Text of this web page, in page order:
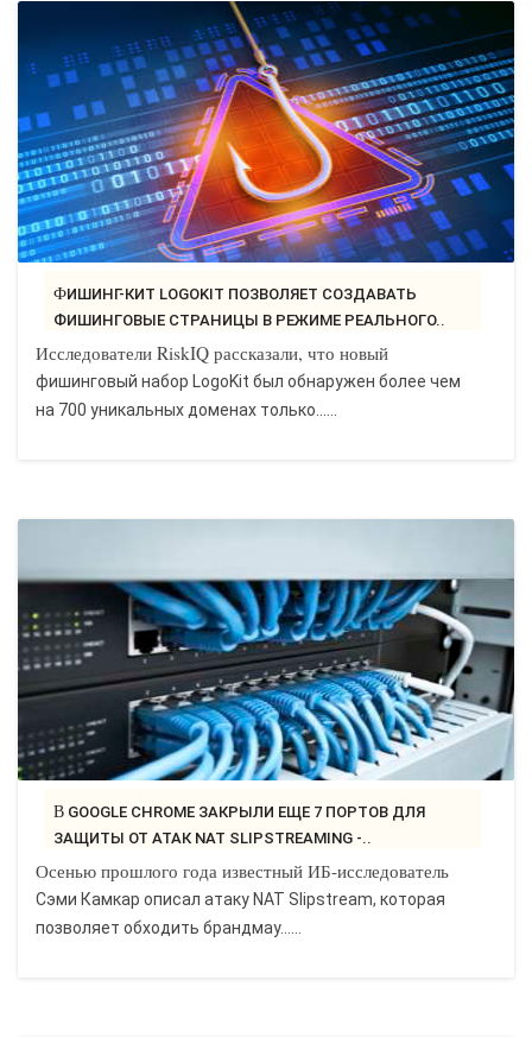
ФИШИНГ-КИТ LOGOKIT ПОЗВОЛЯЕТ СОЗДАВАТЬ
ФИШИНГОВЫЕ СТРАНИЦЫ В РЕЖИМЕ РЕАЛЬНОГО..
Исследователи RiskIQ рассказали, что новый
фишинговый набор LogoKit был обнаружен более чем
на 700 уникальных доменах только…...
В GOOGLE CHROME ЗАКРЫЛИ ЕЩЕ 7 ПОРТОВ ДЛЯ
ЗАЩИТЫ ОТ АТАК NAT SLIPSTREAMING -..
Осенью прошлого года известный ИБ-исследователь
Сэми Камкар описал атаку NAT Slipstream, которая
позволяет обходить брандмау…...